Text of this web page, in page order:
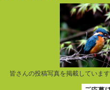
皆さんの投稿写真を掲載しています